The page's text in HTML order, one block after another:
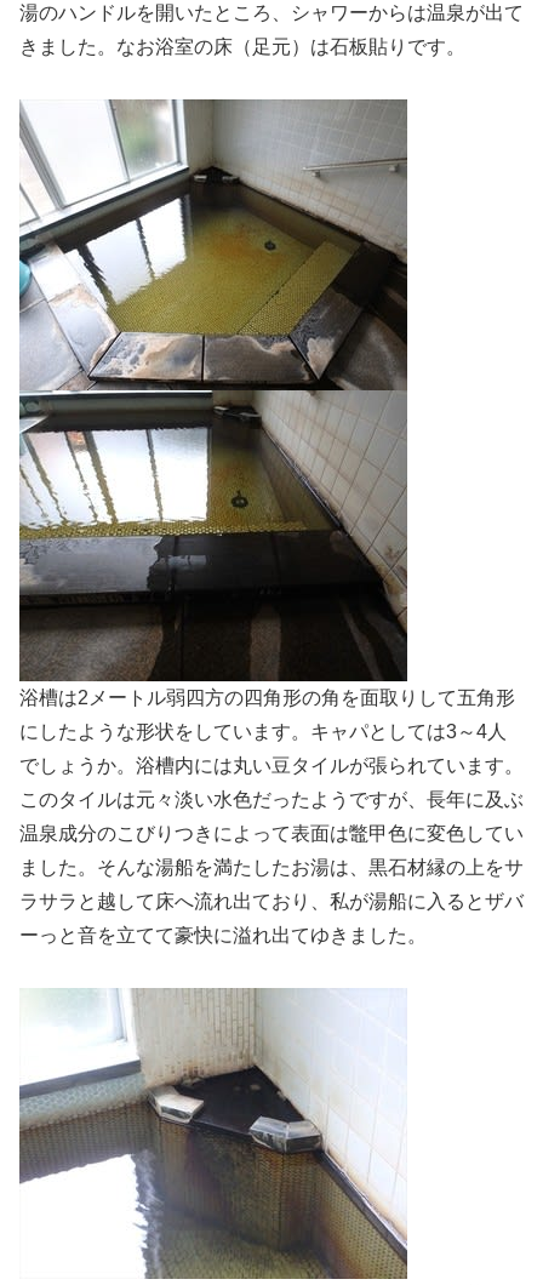
湯のハンドルを開いたところ、シャワーからは温泉が出て
きました。なお浴室の床（足元）は石板貼りです。
浴槽は2メートル弱四方の四角形の角を面取りして五角形
にしたような形状をしています。キャパとしては3～4人
でしょうか。浴槽内には丸い豆タイルが張られています。
このタイルは元々淡い水色だったようですが、長年に及ぶ
温泉成分のこびりつきによって表面は鼈甲色に変色してい
ました。そんな湯船を満たしたお湯は、黒石材縁の上をサ
ラサラと越して床へ流れ出ており、私が湯船に入るとザバ
ーっと音を立てて豪快に溢れ出てゆきました。